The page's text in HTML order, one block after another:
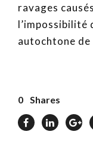
ravages
l’impossibilité
autochtone
0 Shares